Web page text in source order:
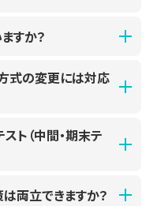
の受験事情や志望校に特化
。目標から逆算した1人ひ
の学習プランの作成や強み
ご提案を行い、最短ルート
ます。
すか？
辰テストの偏差値アップに
明確にしたお子さま専用の
ます。
望校選びまで戦略的にサポ
式の変更には対応
度より調査書の様式変更や
ります。東京個別の各教室
ト（中間・期末テ
の指導経験から各学校の
両立できますか？